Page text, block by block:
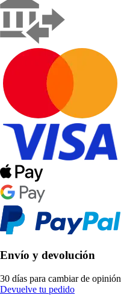
Envío y devolución
30 días para cambiar de opinión
Devuelve tu pedido